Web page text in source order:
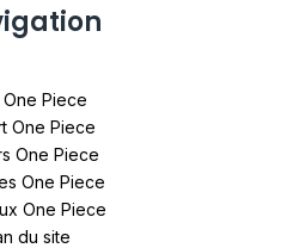
One Piece
One Piece
One Piece
One Piece
One Piece
du site